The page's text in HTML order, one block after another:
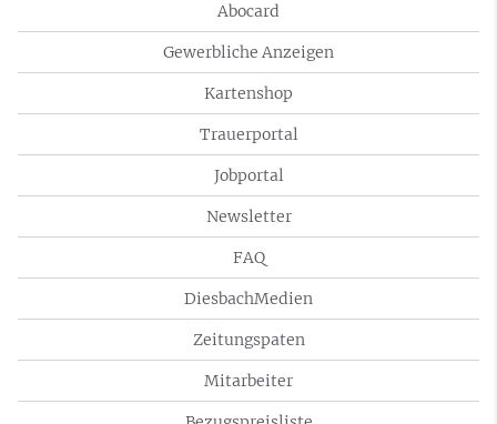
Abocard
Gewerbliche Anzeigen
Kartenshop
Trauerportal
Jobportal
Newsletter
FAQ
DiesbachMedien
Zeitungspaten
Mitarbeiter